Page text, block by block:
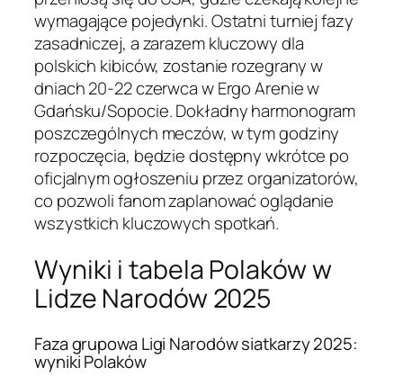
wymagające pojedynki. Ostatni turniej fazy
zasadniczej, a zarazem kluczowy dla
polskich kibiców, zostanie rozegrany w
dniach 20-22 czerwca w Ergo Arenie w
Gdańsku/Sopocie. Dokładny harmonogram
poszczególnych meczów, w tym godziny
rozpoczęcia, będzie dostępny wkrótce po
oficjalnym ogłoszeniu przez organizatorów,
co pozwoli fanom zaplanować oglądanie
wszystkich kluczowych spotkań.
Wyniki i tabela Polaków w
Lidze Narodów 2025
Faza grupowa Ligi Narodów siatkarzy 2025:
wyniki Polaków